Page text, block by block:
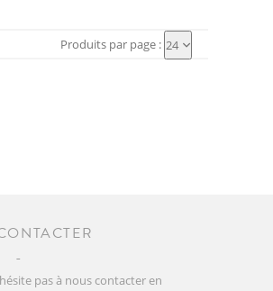
Produits par page : 24
pas à nous contacter en